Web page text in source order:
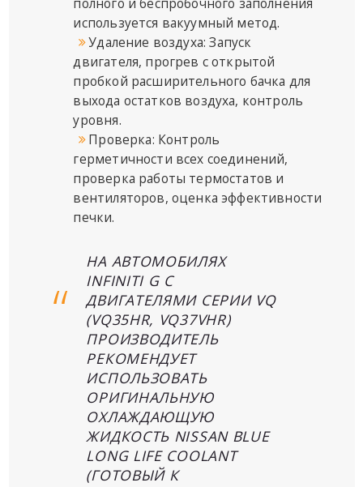
используется вакуумный метод.
Удаление воздуха: Запуск
двигателя, прогрев с открытой
пробкой расширительного бачка для
выхода остатков воздуха, контроль
уровня.
Проверка: Контроль
герметичности всех соединений,
проверка работы термостатов и
вентиляторов, оценка эффективности
печки.
НА АВТОМОБИЛЯХ
INFINITI G С
ДВИГАТЕЛЯМИ СЕРИИ VQ
(VQ35HR, VQ37VHR)
ПРОИЗВОДИТЕЛЬ
РЕКОМЕНДУЕТ
ИСПОЛЬЗОВАТЬ
ОРИГИНАЛЬНУЮ
ОХЛАЖДАЮЩУЮ
ЖИДКОСТЬ NISSAN BLUE
LONG LIFE COOLANT
(ГОТОВЫЙ К